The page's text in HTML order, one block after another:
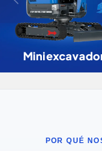
POR QUÉ